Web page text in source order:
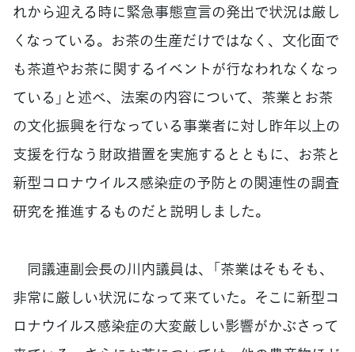
れから迎える時に緊急事態宣言の発出で状況は厳し
くなっている。お茶の生産だけではなく、文化面で
も茶道やお茶に関するイベントが行なわれなくなっ
ている」と述べ、法案の内容について、茶業とお茶
の文化振興を行なっている事業者に対し昨年以上の
支援を行なう財政措置を実施するとともに、お茶と
新型コロナウイルス感染症の予防との関連性の調査
研究を推進するものだと説明しました。
同議連副会長の川内議員は、「茶業はそもそも、
非常に厳しい状況になって来ていた。そこに新型コ
ロナウイルス感染症の大変厳しい影響がかぶさって